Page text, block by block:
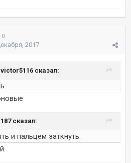
0
2017
victor5116 сказал:
сказал:
и пальцем заткнуть.